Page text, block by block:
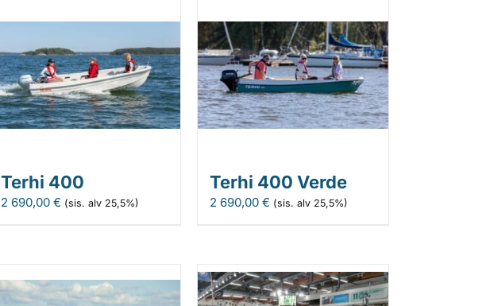
Terhi 400
2 690,00€ (sis. alv 25,5%)
Terhi 400 Verde
2 690,00 € (sis. alv 25,5%)